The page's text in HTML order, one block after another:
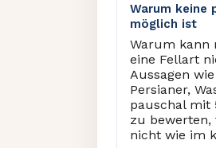
Warum keine
möglich ist
Warum kann
eine Fellart
Aussagen
Persianer,
pauschal mit
zu bewerten,
nicht wie im